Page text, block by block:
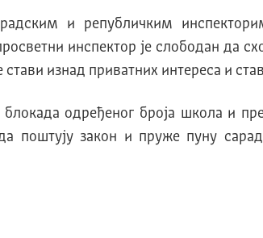
и републичким
инспектор је слободан да
изнад приватних интереса и
одређеног броја школа и
поштују закон и пруже пуну